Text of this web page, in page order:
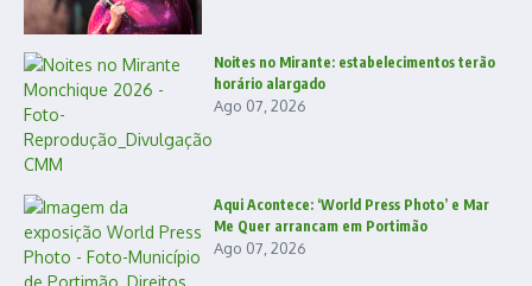
Noites no Mirante: estabelecimentos terão
horário alargado
Ago 07, 2026
Aqui Acontece: ‘World Press Photo’ e Mar
Me Quer arrancam em Portimão
Ago 07, 2026